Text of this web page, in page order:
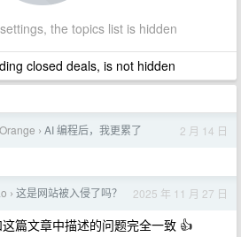
the topics list is hidden
closed deals, is not hidden
› AI 编程后，我更累了 2 月 14 日
› 这是网站被入侵了吗？ 2025 年 11 月 27 日
篇文章中描述的问题完全一致 👍